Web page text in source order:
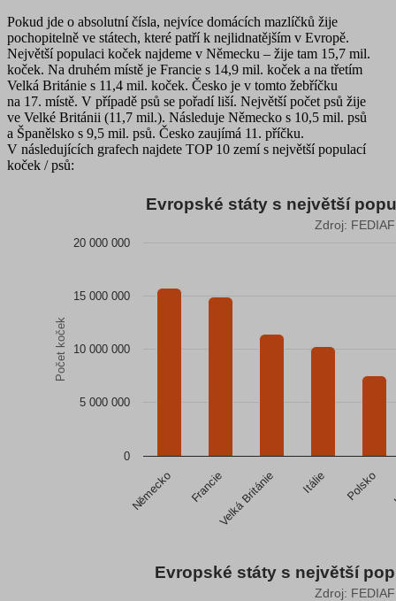
Pokud jde o absolutní čísla, nejvíce domácích mazlíčků žije
pochopitelně ve státech, které patří k nejlidnatějším v Evropě.
Největší populaci koček najdeme v Německu – žije tam 15,7 mil.
koček. Na druhém místě je Francie s 14,9 mil. koček a na třetím
Velká Británie s 11,4 mil. koček. Česko je v tomto žebříčku
na 17. místě. V případě psů se pořadí liší. Největší počet psů žije
ve Velké Británii (11,7 mil.). Následuje Německo s 10,5 mil. psů
a Španělsko s 9,5 mil. psů. Česko zaujímá 11. příčku.
V následujících grafech najdete TOP 10 zemí s největší populací
koček / psů:
Evropské státy s největší populací koček (rok 2023)
Bar chart with 10 bars.
The chart has 1 Y axis displaying Počet koček. Data ranges
Počet koček
Evropské státy s největší
Zdroj: FEDIAF
Německo FrancieVelká Británie Itálie Polsko
0
5 000 000
10 000 000
15 000 000
20 000 000
Evropské státy s největší populací psů (rok 2023)
Evropské státy s největší
Zdroj: FEDIAF